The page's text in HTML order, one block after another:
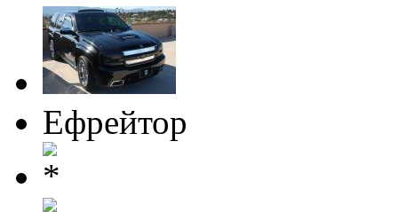
Ефрейтор